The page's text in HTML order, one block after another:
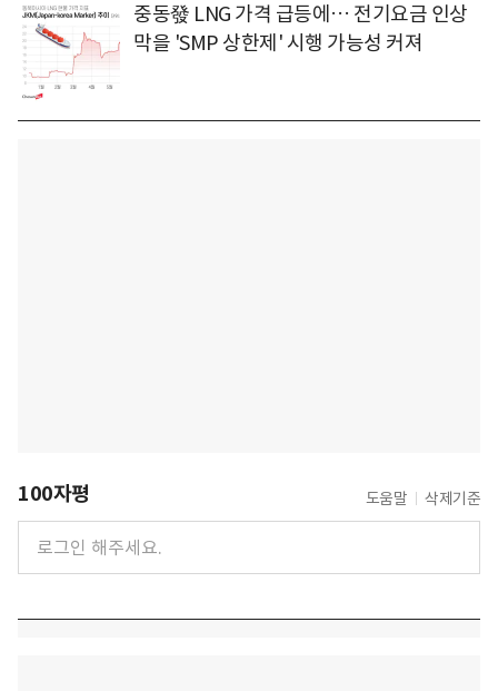
중동發 LNG 가격 급등에… 전기요금 인상
막을 'SMP 상한제' 시행 가능성 커져
100자평 도움말 삭제기준